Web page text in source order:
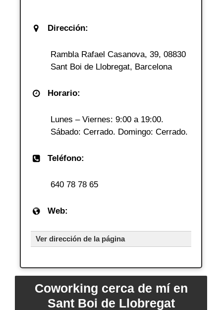
Dirección:
Rambla Rafael Casanova, 39, 08830
Sant Boi de Llobregat, Barcelona
Horario:
Lunes – Viernes: 9:00 a 19:00.
Sábado: Cerrado. Domingo: Cerrado.
Teléfono:
640 78 78 65
Web:
Ver dirección de la página
Coworking cerca de mí en
Sant Boi de Llobregat